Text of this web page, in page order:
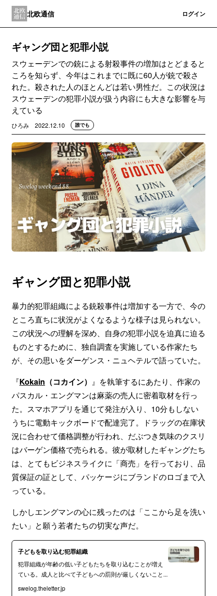
北欧通信 ログイン
ギャング団と犯罪小説
スウェーデンでの銃による射殺事件の増加はとどまると
ころを知らず、今年はこれまでに既に60人が銃で殺さ
れた。殺された人のほとんどは若い男性だ。この状況は
スウェーデンの犯罪小説が扱う内容にも大きな影響を与
えている
ひろみ 2022.12.10 誰でも
ギャング団と犯罪小説
暴力的犯罪組織による銃殺事件は増加する一方で、今の
ところ直ちに状況がよくなるような様子は見られない。
この状況への理解を深め、自身の犯罪小説を迫真に迫る
ものとするために、独自調査を実施している作家たち
が、その思いをダーゲンス・ニュヘテルで語っていた。
『Kokain （コカイン） 』を執筆するにあたり、作家の
パスカル・エングマンは麻薬の売人に密着取材を行っ
た。スマホアプリを通じて発注が入り、10分もしない
うちに電動キックボードで配達完了。ドラッグの在庫状
況に合わせて価格調整が行われ、だぶつき気味のクスリ
はバーゲン価格で売られる。彼が取材したギャングたち
は、とてもビジネスライクに「商売」を行っており、品
質保証の証として、パッケージにブランドのロゴまで入
っている。
しかしエングマンの心に残ったのは「ここから足を洗い
たい」と願う若者たちの切実な声だ。
子どもを取り込む犯罪組織
犯罪組織が年齢の低い子どもたちを取り込むことが増え
ている。成人と比べて子どもへの罰則が厳しくないこと...
swelog.theletter.jp